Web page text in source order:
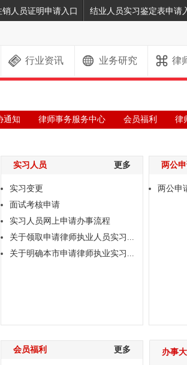
销人员证明申请入口 结业人员实习鉴定表申请
行业资讯 业务研究 律
通知 律师事务服务中心 会员福利 律
实习人员 更多
实习变更
面试考核申请
实习人员网上申请办事流程
关于领取申请律师执业人员实习...
关于明确本市申请律师执业实习...
两公
两公申
会员福利 更多 办事